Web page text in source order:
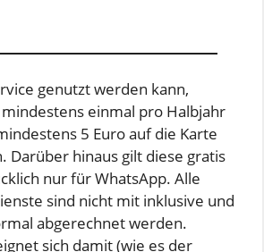
genutzt werden kann,
einmal pro Halbjahr
5 Euro auf die Karte
Darüber hinaus gilt diese gratis
nur für WhatsApp. Alle
sind nicht mit inklusive und
abgerechnet werden.
sich damit (wie es der